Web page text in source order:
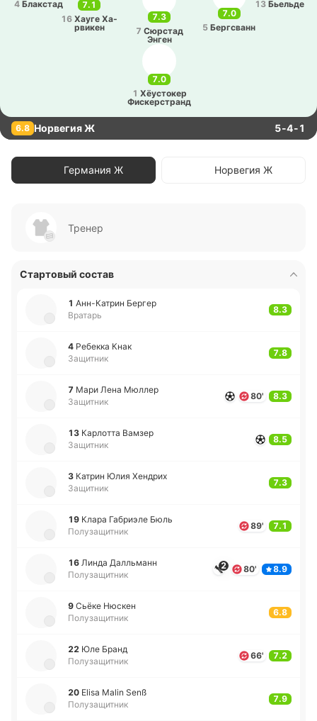
7.0
1 Хёу­сто­кер
Фи­ске­рстранд
13 Бье­льде
7.1
16 Хауге Ха­
рви­кен
7.0
5 Бе­ргсванн
4 Бла­кстад
7.3
7 Сю­рстад
Энген
6.8 Норвегия Ж 5-4-1
Германия Ж Норвегия Ж
Тренер
Стартовый состав
1 Анн-Ка­трин Бергер
Вратарь
8.3
4 Ре­бе­кка Кнак
Защитник
7.8
7 Мари Лена Мюллер
Защитник
80' 8.3
13 Ка­рло­тта Вамзер
Защитник
8.5
3 Катрин Юлия Хе­ндрих
Защитник
7.3
19 Клара Га­бриэ­ле Бюль
Полузащитник
89' 7.1
16 Линда Да­лльманн
Полузащитник
2 80' 8.9
9 Сьёке Нюскен
Полузащитник
6.8
22 Юле Бранд
Полузащитник
66' 7.2
20 Elisa Malin Senß
Полузащитник
7.9